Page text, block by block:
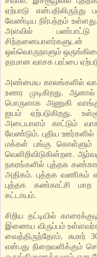
ஏற்பாடு
வேண்டிய நிர்பந்தம்
அளவில் பண்பாட்டு
ஒவ்வொருநாளும்
தரமான வாசக பரப்பை
அண்மைய காலங்களில்
உணர முடிகிறது.
பொருளாக அணுகி
ஐயம் ஏற்படுகிறது.
அடையாளம் காட்டும்
வேண்டும். புதிய
மக்கள் பங்கு கொள்ளும்
வெளிறிவிடுகின்றன.
நகரங்களில் புத்தக
அதிகம். புத்தக வணிகம்
புத்தக கண்காட்சி
கட்டாயம்.
சிறிய தட்டியில்
இணைய விருப்பம்
வைத்திருந்தோம். சுமார்
என்பது நிறைவளிக்கும்